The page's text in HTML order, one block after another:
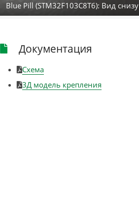
Blue Pill (STM32F103C8T6): Вид снизу
Документация
Схема
3Д модель крепления